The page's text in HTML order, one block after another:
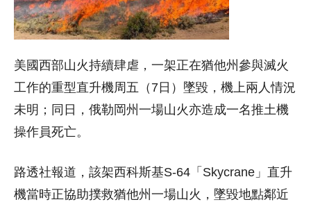
美國西部山火持續肆虐，一架正在猶他州參與滅火
工作的重型直升機周五（7日）墜毀，機上兩人情況
未明；同日，俄勒岡州一場山火亦造成一名推土機
操作員死亡。
路透社報道，該架西科斯基S-64「Skycrane」直升
機當時正協助撲救猶他州一場山火，墜毀地點鄰近